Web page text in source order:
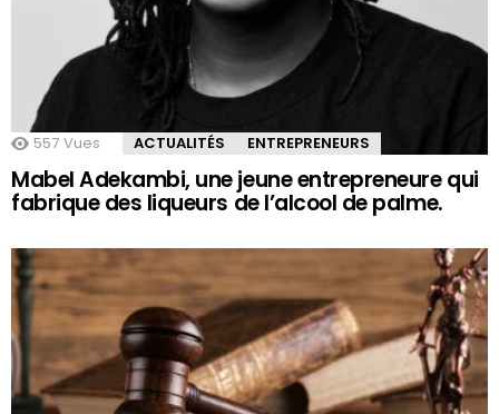
557 Vues ACTUALITÉS ENTREPRENEURS
Mabel Adekambi, une jeune entrepreneure qui
fabrique des liqueurs de l’alcool de palme.